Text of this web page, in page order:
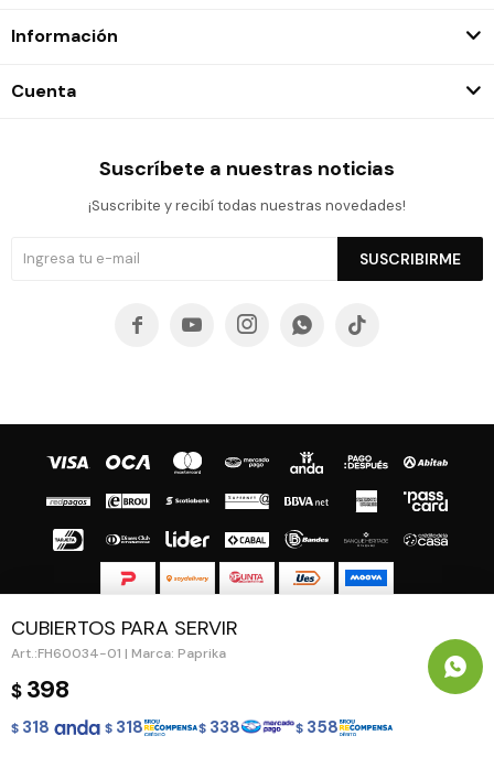
CUBIERTOS PARA SERVIR
FH60034-01 | Marca: Paprika
$ 398
$ 318 $ 318 $ 338 $ 358
Información
Cuenta
Suscríbete a nuestras noticias
¡Suscribite y recibí todas nuestras novedades!
SUSCRIBIRME
    
© Copyright 2026 / Guapa - Paprika